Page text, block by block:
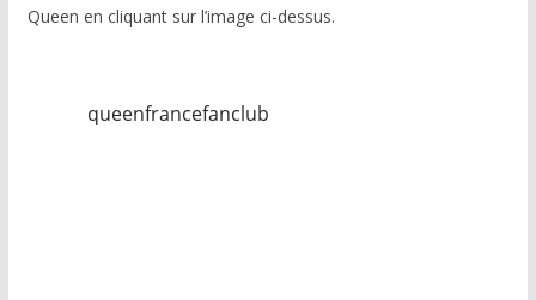
Queen en cliquant sur l’image ci-dessus.
queenfrancefanclub